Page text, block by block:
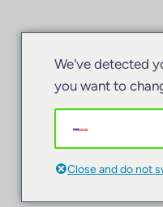
Aktivitäten
We've detected
you want to
Close and do not